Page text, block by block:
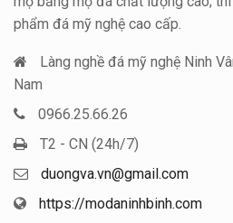
phẩm đá mỹ nghệ cao cấp.
Làng nghề đá mỹ nghệ Ninh
Nam
0966.25.66.26
T2 - CN (24h/7)
duongva.vn@gmail.com
https://modaninhbinh.com